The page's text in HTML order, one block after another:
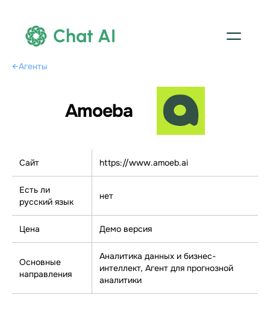
Chat AI
←Агенты
Amoeba
Сайт https://www.amoeb.ai
Есть ли
русский язык
нет
Цена Демо версия
Основные
направления
Аналитика данных и бизнес-
интеллект, Агент для прогнозной
аналитики